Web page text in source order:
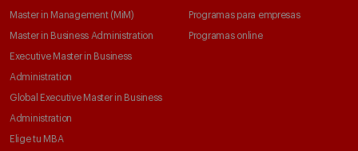
Master in Management (MiM)
Master in Business Administration
Executive Master in Business
Administration
Global Executive Master in Business
Administration
Elige tu MBA
Programas para empresas
Programas online